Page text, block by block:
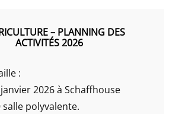
– PLANNING DES
ACTIVITÉS 2026
:
2026 à Schaffhouse
salle polyvalente.